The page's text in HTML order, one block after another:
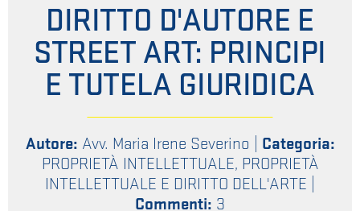
DIRITTO D'AUTORE E
STREET ART: PRINCIPI
E TUTELA GIURIDICA
Autore: Avv. Maria Irene Severino
Categoria:
PROPRIETÀ INTELLETTUALE, PROPRIETÀ
INTELLETTUALE E DIRITTO DELL'ARTE
Commenti: 3